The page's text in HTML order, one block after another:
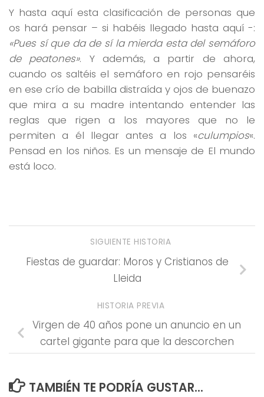
Y hasta aquí esta clasificación de personas que
os hará pensar – si habéis llegado hasta aquí -:
«Pues sí que da de sí la mierda esta del semáforo
de peatones». Y además, a partir de ahora,
cuando os saltéis el semáforo en rojo pensaréis
en ese crío de babilla distraída y ojos de buenazo
que mira a su madre intentando entender las
reglas que rigen a los mayores que no le
permiten a él llegar antes a los «culumpios«.
Pensad en los niños. Es un mensaje de El mundo
está loco.
SIGUIENTE HISTORIA
Fiestas de guardar: Moros y Cristianos de
Lleida
HISTORIA PREVIA
Virgen de 40 años pone un anuncio en un
cartel gigante para que la descorchen
TAMBIÉN TE PODRÍA GUSTAR...